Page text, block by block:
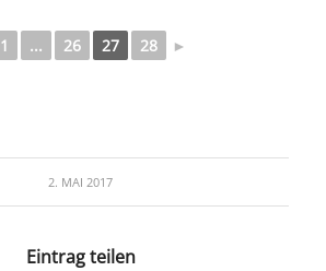
1 ... 26 27 28 ►
2. MAI 2017
Eintrag teilen